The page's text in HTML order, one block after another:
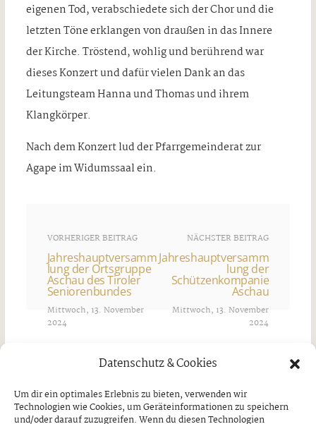
Datenschutz & Cookies
Um dir ein optimales Erlebnis zu bieten, verwenden wir
Technologien wie Cookies, um Geräteinformationen zu speichern
und/oder darauf zuzugreifen. Wenn du diesen Technologien
eigenen Tod, verabschiedete sich der Chor und die
letzten Töne erklangen von draußen in das Innere
der Kirche. Tröstend, wohlig und berührend war
dieses Konzert und dafür vielen Dank an das
Leitungsteam Hanna und Thomas und ihrem
Klangkörper.
Nach dem Konzert lud der Pfarrgemeinderat zur
Agape im Widumssaal ein.
VORHERIGER BEITRAG
Jahreshauptversamm
lung der Ortsgruppe
Aschau des Tiroler
Seniorenbundes
Mittwoch, 13. November
2024
NÄCHSTER BEITRAG
Jahreshauptversamm
lung der
Schützenkompanie
Aschau
Mittwoch, 13. November
2024
Ähnliche Artikel